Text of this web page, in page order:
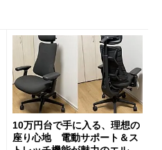
10万円台で手に入る、理想の
座り心地 電動サポート＆ス